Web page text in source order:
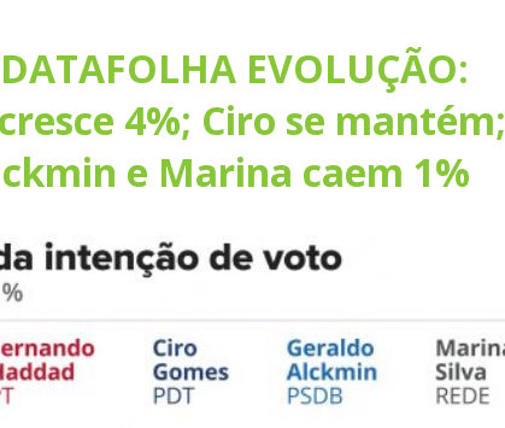
EVOLUÇÃO:
4%; Ciro se mantém;
e Marina caem 1%